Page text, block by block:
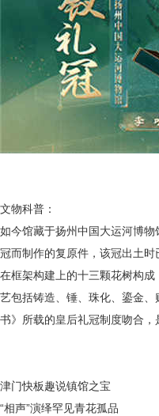
文物科普：
如今馆藏于扬州中国大运河博物
冠而制作的复原件，该冠出土
在框架构建上的十三颗花树构
艺包括铸造、锤、珠化、鎏金
书》所载的皇后礼冠制度吻合
津门快板趣说镇馆之宝
“相声”演绎罕见青花孤品